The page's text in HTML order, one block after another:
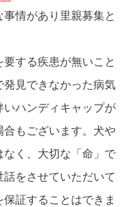
情があり里親募集と
する疾患が無いこと
見できなかった病気
ハンディキャップが
もございます。犬や
く、大切な「命」で
をさせていただいて
証することはできま